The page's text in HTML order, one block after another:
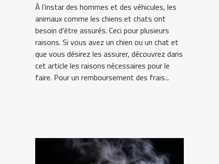
À l’instar des hommes et des véhicules, les
animaux comme les chiens et chats ont
besoin d’être assurés. Ceci pour plusieurs
raisons. Si vous avez un chien ou un chat et
que vous désirez les assurer, découvrez dans
cet article les raisons nécessaires pour le
faire. Pour un remboursement des frais...